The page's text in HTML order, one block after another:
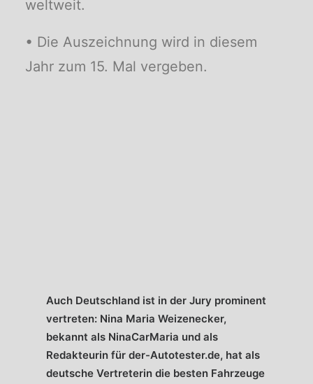
weltweit.
• Die Auszeichnung wird in diesem
Jahr zum 15. Mal vergeben.
Auch Deutschland ist in der Jury prominent
vertreten: Nina Maria Weizenecker,
bekannt als NinaCarMaria und als
Redakteurin fürder-Autotester.de, hat als
deutsche Vertreterin die besten Fahrzeuge